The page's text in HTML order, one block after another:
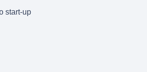
start-up